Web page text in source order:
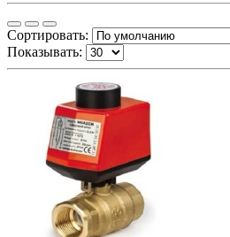
Сортировать:
Показывать: